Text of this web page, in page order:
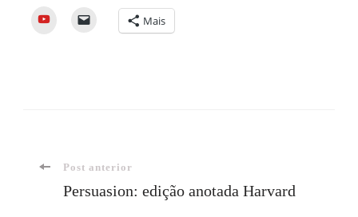
YouTube Mais
Navegação
Post anterior
Persuasion: edição anotada Harvard